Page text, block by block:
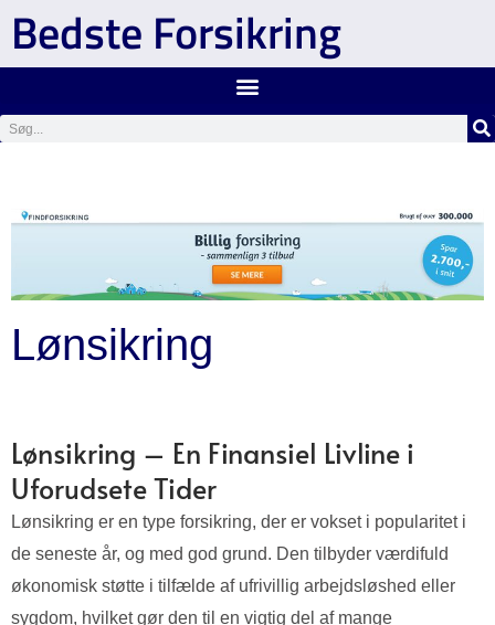
Bedste Forsikring
Lønsikring
Lønsikring – En Finansiel Livline i
Uforudsete Tider
Lønsikring er en type forsikring, der er vokset i popularitet i
de seneste år, og med god grund. Den tilbyder værdifuld
økonomisk støtte i tilfælde af ufrivillig arbejdsløshed eller
sygdom, hvilket gør den til en vigtig del af mange